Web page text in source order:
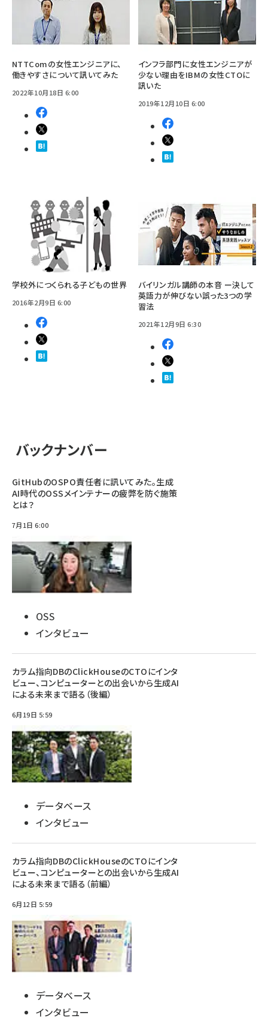
NTTComの女性エンジニアに、
働きやすさについて訊いてみた
2022年10月18日 6:00
インフラ部門に女性エンジニアが
少ない理由をIBMの女性CTOに
訊いた
2019年12月10日 6:00
学校外につくられる子どもの世界
2016年2月9日 6:00
バイリンガル講師の本音 ー決して
英語力が伸びない誤った3つの学
習法
2021年12月9日 6:30
バックナンバー
GitHubのOSPO責任者に訊いてみた。生成
AI時代のOSSメインテナーの疲弊を防ぐ施策
とは？
7月1日 6:00
OSS
インタビュー
カラム指向DBのClickHouseのCTOにインタ
ビュー、コンピューターとの出会いから生成AI
による未来まで語る（後編）
6月19日 5:59
データベース
インタビュー
カラム指向DBのClickHouseのCTOにインタ
ビュー、コンピューターとの出会いから生成AI
による未来まで語る（前編）
6月12日 5:59
データベース
インタビュー